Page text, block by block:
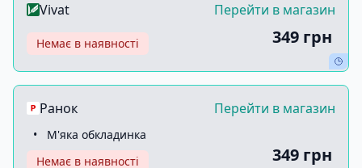
Vivat Перейти в магазин
Немає в наявності 349 грн
Ранок Перейти в магазин
•
М'яка обкладинка
Немає в наявності
349 грн